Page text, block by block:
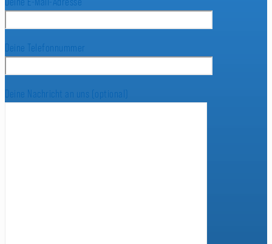
Deine Telefonnummer
Deine Nachricht an uns (optional)